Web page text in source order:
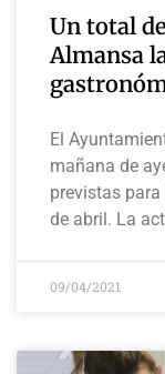
Un total
Almansa
El
mañana de
previstas
de abril. La
09/04/2021